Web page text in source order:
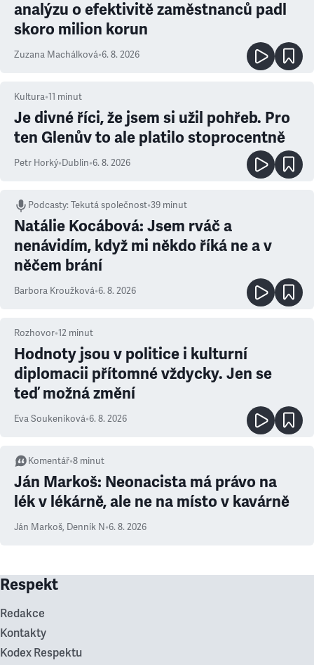
analýzu o efektivitě zaměstnanců padl
skoro milion korun
Zuzana Machálková•6. 8. 2026
Kultura•11 minut
Je divné říci, že jsem si užil pohřeb. Pro
ten Glenův to ale platilo stoprocentně
Petr Horký•Dublin•6. 8. 2026
Podcasty:Tekutá společnost•39 minut
Natálie Kocábová: Jsem rváč a
nenávidím, když mi někdo říká ne a v
něčem brání
Barbora Kroužková•6. 8. 2026
Rozhovor•12 minut
Hodnoty jsou v politice i kulturní
diplomacii přítomné vždycky. Jen se
teď možná změní
Eva Soukeníková•6. 8. 2026
Komentář•8 minut
Ján Markoš: Neonacista má právo na
lék v lékárně, ale ne na místo v kavárně
Ján Markoš, Denník N•6. 8. 2026
Respekt
Redakce
Kontakty
Kodex Respektu